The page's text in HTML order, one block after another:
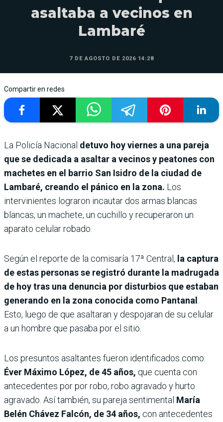
asaltaba a vecinos en
Lambaré
7 DE AGOSTO DE 2026 14:28
Compartir en redes
La Policía Nacional detuvo hoy viernes a una pareja
que se dedicada a asaltar a vecinos y peatones con
machetes en el barrio San Isidro de la ciudad de
Lambaré, creando el pánico en la zona. Los
intervinientes lograron incautar dos armas blancas
blancas, un machete, un cuchillo y recuperaron un
aparato celular robado.
Según el reporte de la comisaría 17ª Central, la captura
de estas personas se registró durante la madrugada
de hoy tras una denuncia por disturbios que estaban
generando en la zona conocida como Pantanal .
Esto, luego de que asaltaran y despojaran de su celular
a un hombre que pasaba por el sitio.
Los presuntos asaltantes fueron identificados como:
Éver Máximo López, de 45 años, que cuenta con
antecedentes por por robo, robo agravado y hurto
agravado. Así también, su pareja sentimental María
Belén Chávez Falcón, de 34 años, con antecedentes